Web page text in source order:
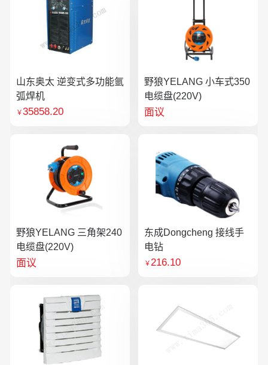
山东奥太 逆变式多功能氩
弧焊机
￥35858.20
野狼YELANG 小车式350
电缆盘(220V)
面议
野狼YELANG 三角架240
电缆盘(220V)
面议
东成Dongcheng 接线手
电钻
￥216.10